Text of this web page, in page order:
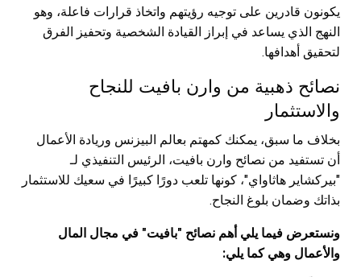
يكونون قادرين على توجيه رؤيتهم واتخاذ قرارات فاعلة، وهو
النهج الذي يساعد في إبراز القيادة الشخصية وتحفيز الفرق
لتحقيق أهدافها.
نصائح ذهبية من وارن بافيت للنجاح
والاستثمار
بخلاف ما سبق، يمكنك كمهتم بعالم البيزنس وريادة الأعمال
أن تستفيد من نصائح وارن بافيت، الرئيس التنفيذي لـ
"بيركشاير هاثاواي"، كونها تلعب دورًا كبيرًا في سعيك للاستثمار
بذاتك وضمان بلوغ النجاح.
ونستعرض فيما يلي أهم نصائح "بافيت" في مجال المال
والأعمال وهي كما يلي: